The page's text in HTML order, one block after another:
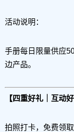
活动说明：
手册每日限量供应
边产品。
【四重好礼｜互动
拍照打卡，免费领